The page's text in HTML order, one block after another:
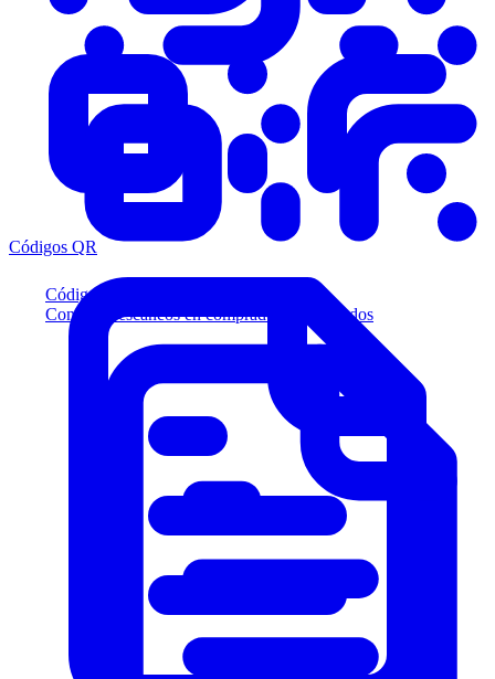
Códigos QR
Convierta escaneos en compradores calificados
Códigos QR